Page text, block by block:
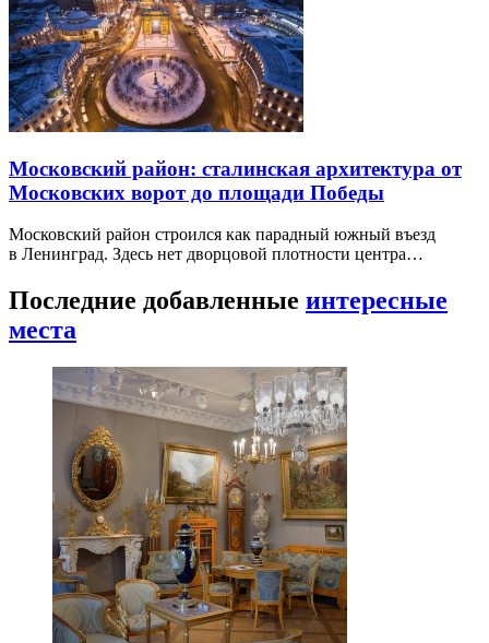
Московский район: сталинская архитектура от
Московских ворот до площади Победы
Московский район строился как парадный южный въезд
в Ленинград. Здесь нет дворцовой плотности центра…
Последние добавленные интересные
места